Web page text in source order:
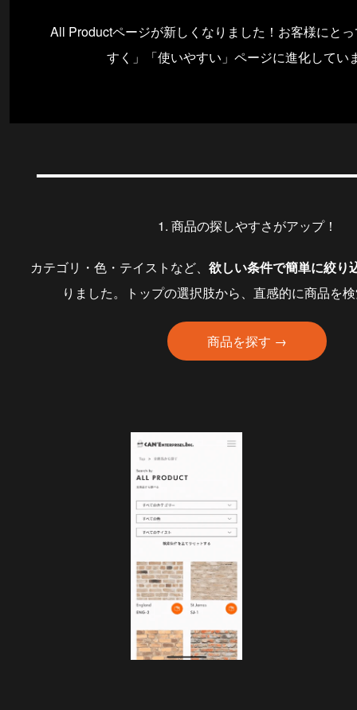
All Productページが新しくなりました！お客様にと
すく」「使いやすい」ページに進化してい
1. 商品の探しやすさがアップ！
カテゴリ・色・テイストなど、 欲しい条件で簡単に絞り
りました。トップの選択肢から、直感的に商品を
商品を探す →